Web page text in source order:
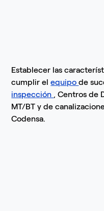
Establecer las
cumplir elequipode
inspección , Centros de
MT/BT y de
Codensa.